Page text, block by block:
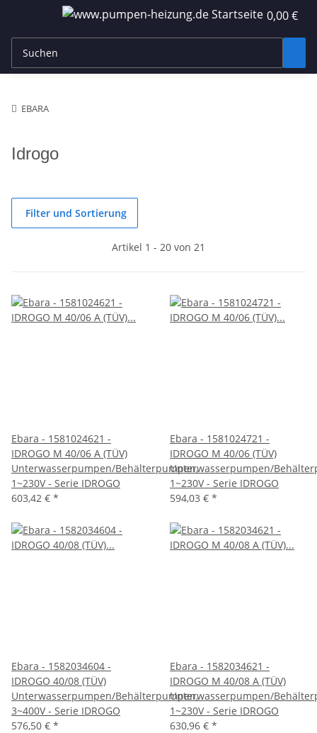
0,00 €
EBARA
Idrogo
Filter und Sortierung
Artikel 1 - 20 von 21
Ebara - 1581024621 -
IDROGO M 40/06 A (TÜV)
Unterwasserpumpen/Behälterpumpen,
1~230V - Serie IDROGO
603,42 € *
Ebara - 1581024721 -
IDROGO M 40/06 (TÜV)
Unterwasserpumpen/
1~230V - Serie IDROGO
594,03 € *
Ebara - 1582034604 -
IDROGO 40/08 (TÜV)
Unterwasserpumpen/Behälterpumpen,
3~400V - Serie IDROGO
576,50 € *
Ebara - 1582034621 -
IDROGO M 40/08 A (TÜV)
Unterwasserpumpen/
1~230V - Serie IDROGO
630,96 € *